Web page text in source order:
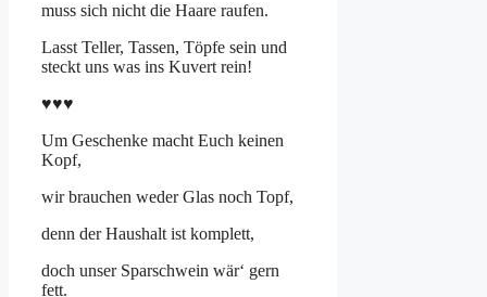
muss sich nicht die Haare raufen.
Lasst Teller, Tassen, Töpfe sein und
steckt uns was ins Kuvert rein!
♥♥♥
Um Geschenke macht Euch keinen
Kopf,
wir brauchen weder Glas noch Topf,
denn der Haushalt ist komplett,
doch unser Sparschwein wär‘ gern
fett.